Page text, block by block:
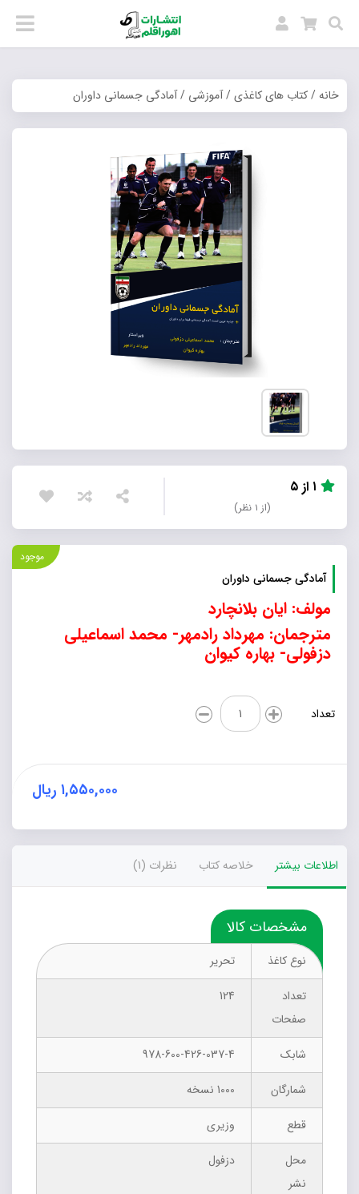
خانه/کتاب های کاغذی/آموزشی / آمادگی جسمانی داوران
(از ۱ نظر)
موجود
آمادگی جسمانی داوران
مولف: ایان بلانچارد
مترجمان: مهرداد رادمهر- محمد اسماعیلی
دزفولی- بهاره کیوان
تعداد
آمادگی
جسمانی
داوران
۱,۵۵۰,۰۰۰ ریال
اطلاعات بیشتر خلاصه کتاب نظرات (1)
مشخصات کالا
نوع کاغذ
تحریر
تعداد
صفحات
124
شابک
978-600-426-037-4
شمارگان
1000 نسخه
قطع
وزیری
محل
نشر
دزفول